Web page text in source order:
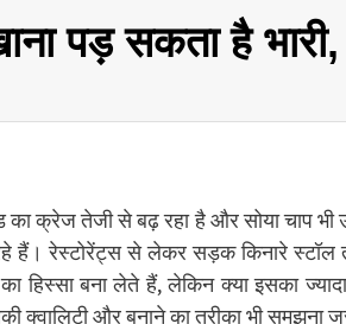
पड़ सकता है
तेजी से बढ़ रहा है और सोया चाप भी
हैं। रेस्टोरेंट्स से लेकर सड़क किनारे
हिस्सा बना लेते हैं, लेकिन क्या इसका
क्वालिटी और बनाने का तरीका भी समझना